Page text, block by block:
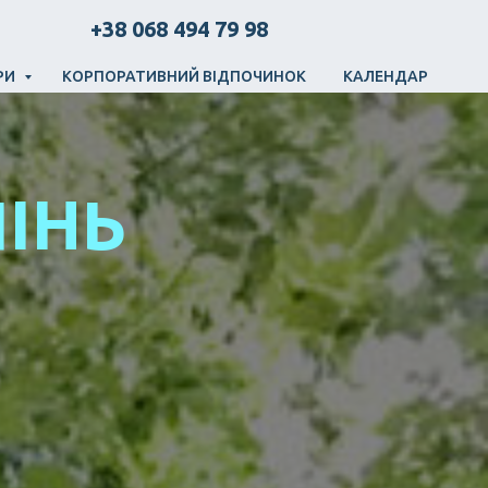
+38 068 494 79 98
КОРПОРАТИВНИЙ ВІДПОЧИНОК КАЛЕНДАР